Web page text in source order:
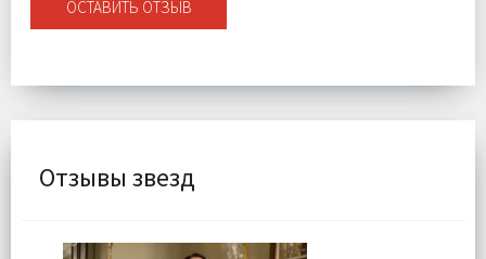
ОСТАВИТЬ ОТЗЫВ
Отзывы звезд